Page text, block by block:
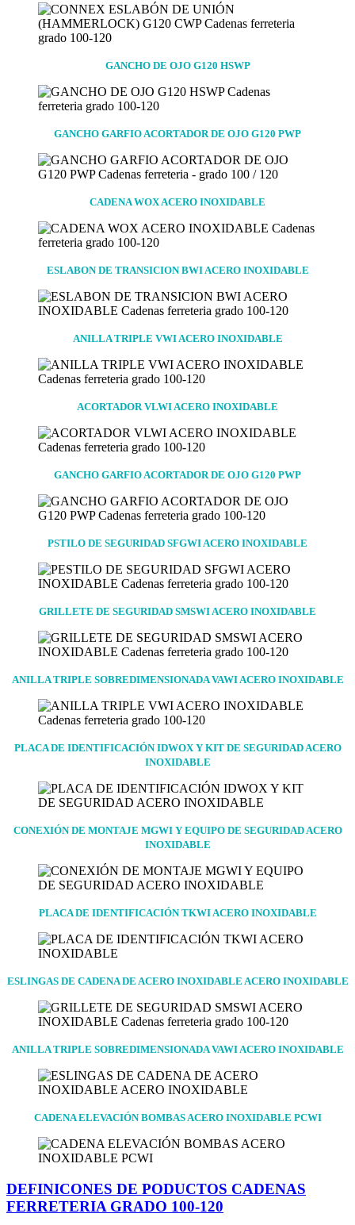
GANCHO DE OJO G120 HSWP
GANCHO GARFIO ACORTADOR DE OJO G120 PWP
CADENA WOX ACERO INOXIDABLE
ESLABON DE TRANSICION BWI ACERO INOXIDABLE
ANILLA TRIPLE VWI ACERO INOXIDABLE
ACORTADOR VLWI ACERO INOXIDABLE
GANCHO GARFIO ACORTADOR DE OJO G120 PWP
PSTILO DE SEGURIDAD SFGWI ACERO INOXIDABLE
GRILLETE DE SEGURIDAD SMSWI ACERO INOXIDABLE
ANILLA TRIPLE SOBREDIMENSIONADA VAWI ACERO INOXIDABLE
PLACA DE IDENTIFICACIÓN IDWOX Y KIT DE SEGURIDAD ACERO
INOXIDABLE
CONEXIÓN DE MONTAJE MGWI Y EQUIPO DE SEGURIDAD ACERO
INOXIDABLE
PLACA DE IDENTIFICACIÓN TKWI ACERO INOXIDABLE
ESLINGAS DE CADENA DE ACERO INOXIDABLE ACERO INOXIDABLE
ANILLA TRIPLE SOBREDIMENSIONADA VAWI ACERO INOXIDABLE
CADENA ELEVACIÓN BOMBAS ACERO INOXIDABLE PCWI
DEFINICONES DE PODUCTOS CADENAS
FERRETERIA GRADO 100-120